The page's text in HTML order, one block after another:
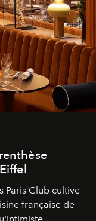
Paris Club cultive
française de